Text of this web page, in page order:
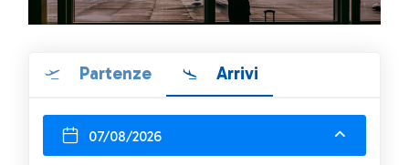
Partenze Arrivi
07/08/2026